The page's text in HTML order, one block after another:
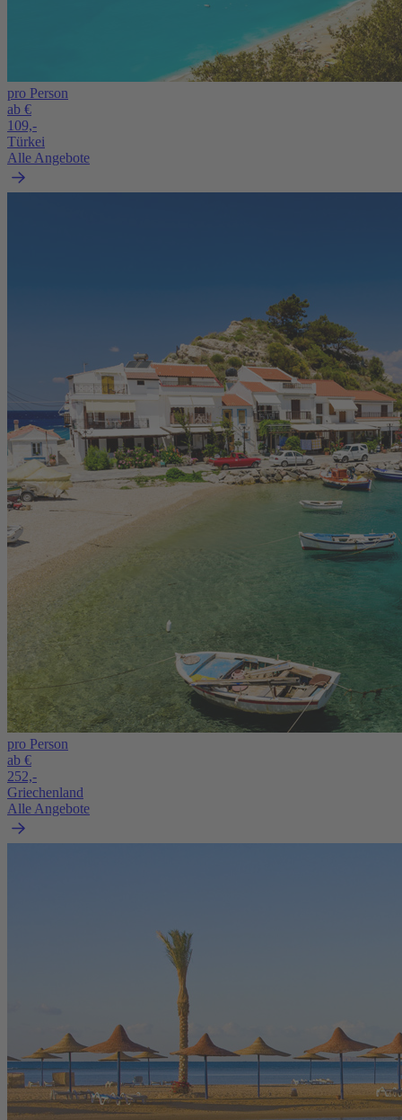
pro Person
ab €
109,-
Türkei
Alle Angebote
pro Person
ab €
252,-
Griechenland
Alle Angebote